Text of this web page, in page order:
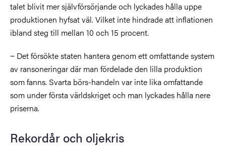
talet blivit mer självförsörjande och lyckades hålla uppe
produktionen hyfsat väl. Vilket inte hindrade att inflationen
ibland steg till mellan 10 och 15 procent.
− Det försökte staten hantera genom ett omfattande system
av ransoneringar där man fördelade den lilla produktion
som fanns. Svarta börs-handeln var inte lika omfattande
som under första världskriget och man lyckades hålla nere
priserna.
Rekordår och oljekris